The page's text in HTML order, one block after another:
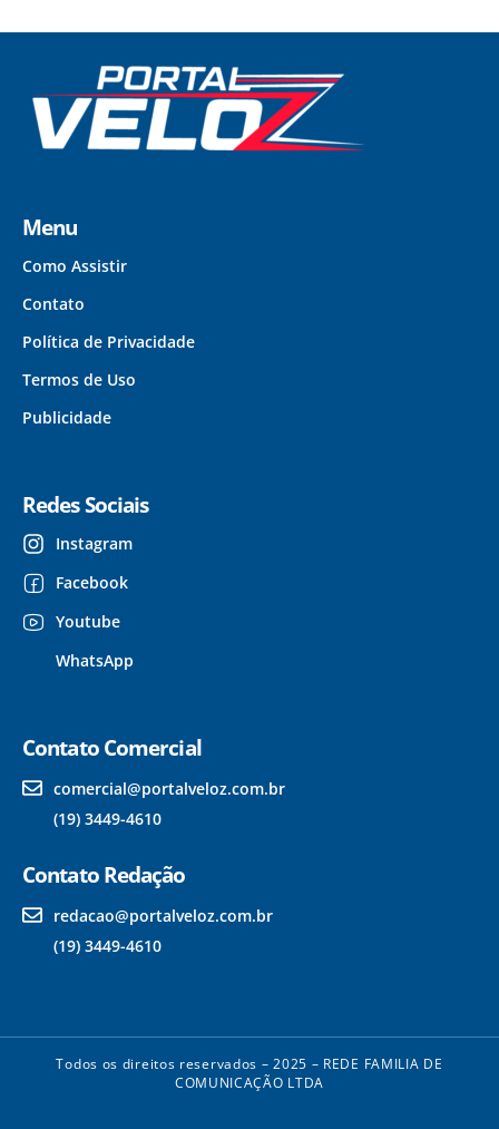
Menu
Como Assistir
Contato
Política de Privacidade
Termos de Uso
Publicidade
Redes Sociais
Instagram
Facebook
Youtube
WhatsApp
Contato Comercial
comercial@portalveloz.com.br
(19) 3449-4610
Contato Redação
redacao@portalveloz.com.br
(19) 3449-4610
Todos os direitos reservados – 2025 – REDE FAMILIA DE
COMUNICAÇÃO LTDA